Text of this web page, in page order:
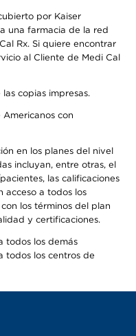
por Kaiser
una farmacia de la red
Rx. Si quiere encontrar
al Cliente de Medi Cal
copias impresas.
con
en los planes del nivel
incluyan, entre otras, el
las calificaciones
acceso a todos los
los términos del plan
y certificaciones.
todos los demás
todos los centros de